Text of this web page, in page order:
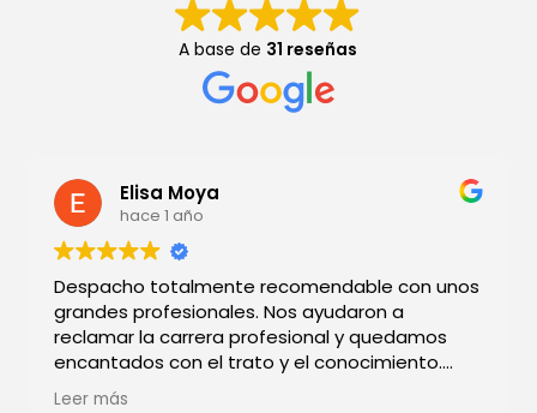
A base de 31 reseñas
Elisa Moya
hace 1 año
Despacho totalmente recomendable con unos
grandes profesionales. Nos ayudaron a
reclamar la carrera profesional y quedamos
encantados con el trato y el conocimiento.
Volvería a elegirlos.
Leer más